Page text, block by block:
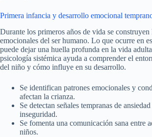
Primera infancia y desarrollo emocional
Durante los primeros años de vida se construyen
emocionales del ser humano. Lo que ocurre en
puede dejar una huella profunda en la vida
psicología sistémica ayuda a comprender el
del niño y cómo influye en su desarrollo.
Se identifican patrones emocionales y
afectan la crianza.
Se detectan señales tempranas de
inseguridad.
Se fomenta una comunicación sana entre
niños.